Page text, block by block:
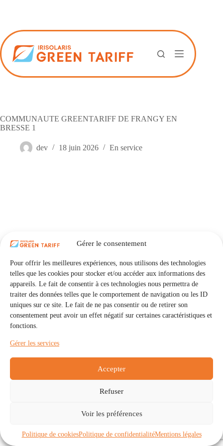
Gérer le consentement
Pour offrir les meilleures expériences, nous utilisons des technologies
telles que les cookies pour stocker et/ou accéder aux informations des
appareils. Le fait de consentir à ces technologies nous permettra de
traiter des données telles que le comportement de navigation ou les ID
uniques sur ce site. Le fait de ne pas consentir ou de retirer son
consentement peut avoir un effet négatif sur certaines caractéristiques et
fonctions.
Gérer les services
Accepter
Refuser
Voir les préférences
Politique de cookiesPolitique de confidentialitéMentions légales
COMMUNAUTE GREENTARIFF DE FRANGY EN
BRESSE 1
dev 18 juin 2026 En service
Communautés
À propos
Politique de cookies (UE)